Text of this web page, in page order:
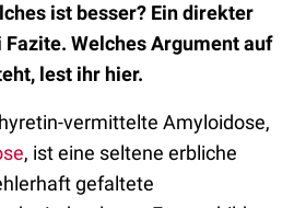
ist besser? Ein direkter
Welches Argument auf
lest ihr hier.
vermittelte Amyloidose,
, ist eine seltene erbliche
gefaltete